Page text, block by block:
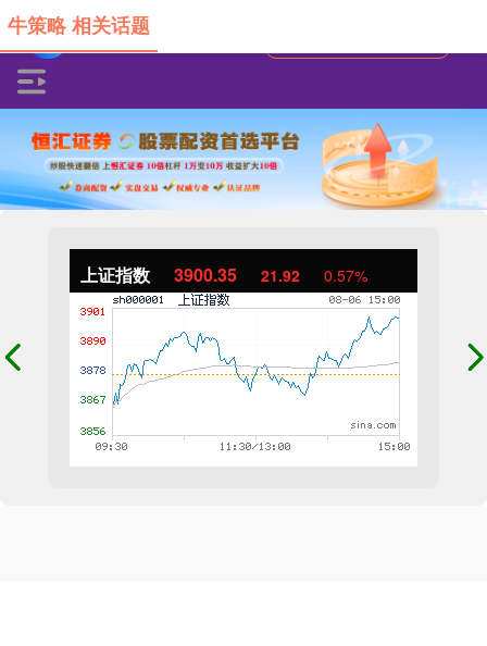
上证指数 3900.35 21.92 0.57%
牛策略 相关话题